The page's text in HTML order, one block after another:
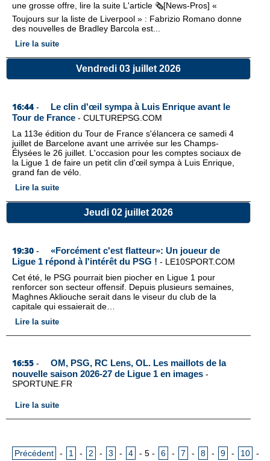
une grosse offre, lire la suite L'article 🗞️[News-Pros] «
Toujours sur la liste de Liverpool » : Fabrizio Romano donne
des nouvelles de Bradley Barcola est...
Lire la suite
Vendredi 03 juillet 2026
16:44 -
Le clin d'œil sympa à Luis Enrique avant le
Tour de France - CULTUREPSG.COM
La 113e édition du Tour de France s'élancera ce samedi 4
juillet de Barcelone avant une arrivée sur les Champs-
Élysées le 26 juillet. L'occasion pour les comptes sociaux de
la Ligue 1 de faire un petit clin d'œil sympa à Luis Enrique,
grand fan de vélo.
Lire la suite
Jeudi 02 juillet 2026
19:30 -
«Forcément c'est flatteur»: Un joueur de
Ligue 1 répond à l'intérêt du PSG ! - LE10SPORT.COM
Cet été, le PSG pourrait bien piocher en Ligue 1 pour
renforcer son secteur offensif. Depuis plusieurs semaines,
Maghnes Akliouche serait dans le viseur du club de la
capitale qui essaierait de…
Lire la suite
16:55 -
OM, PSG, RC Lens, OL. Les maillots de la
nouvelle saison 2026-27 de Ligue 1 en images -
SPORTUNE.FR
Lire la suite
Précédent - 1 - 2 - 3 - 4 - 5 - 6 - 7 - 8 - 9 - 10
-